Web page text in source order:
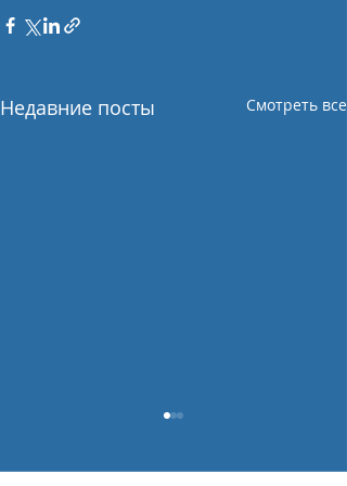
Недавние посты Смотреть все